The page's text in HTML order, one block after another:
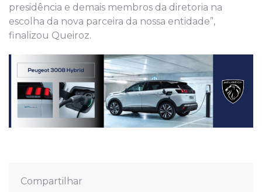
presidência e demais membros da diretoria na
escolha da nova parceira da nossa entidade”,
finalizou Queiroz.
Compartilhar